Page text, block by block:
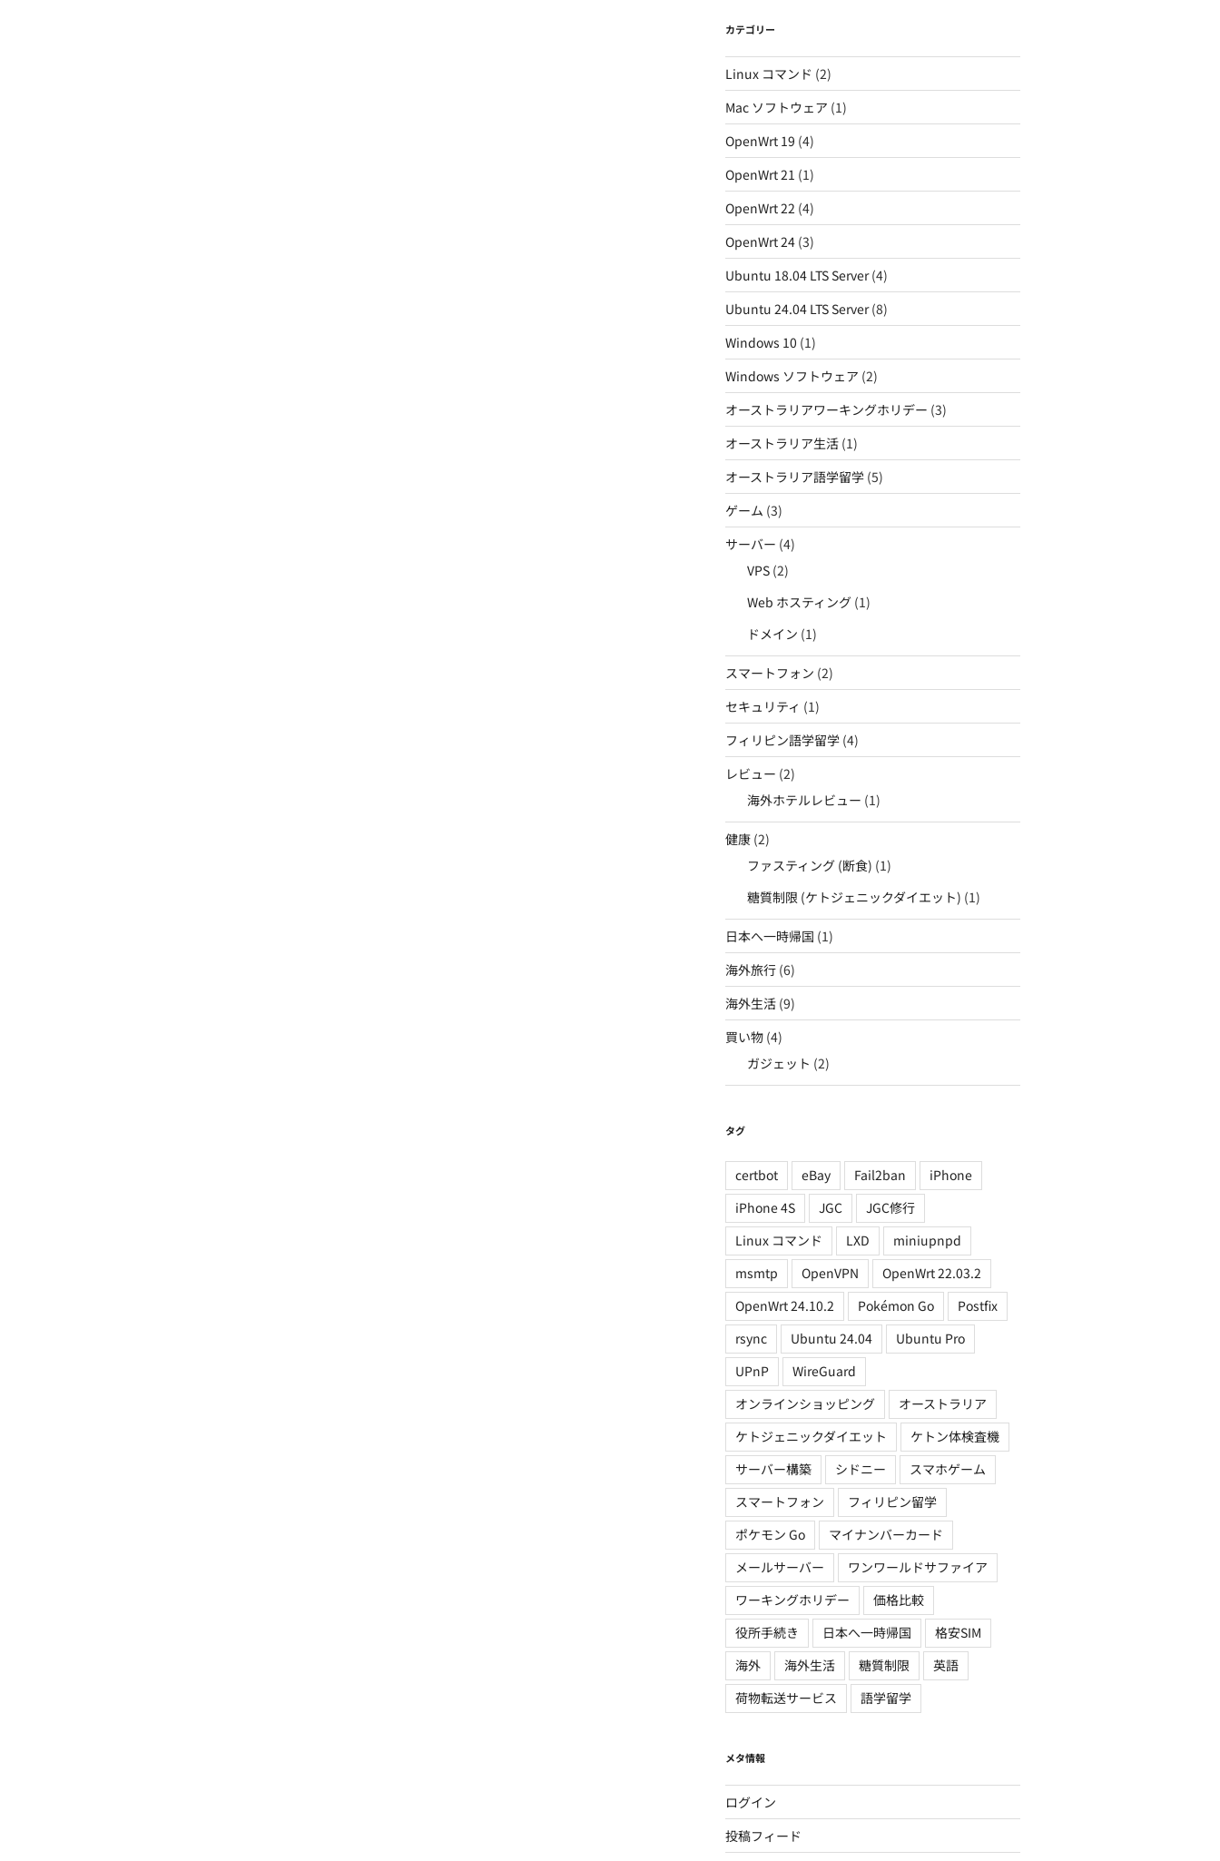
ブ
カテゴリー
Linux コマンド (2)
Mac ソフトウェア (1)
OpenWrt 19 (4)
OpenWrt 21 (1)
OpenWrt 22 (4)
OpenWrt 24(3)
Ubuntu 18.04 LTS Server(4)
Ubuntu 24.04 LTS Server(8)
Windows 10 (1)
Windows ソフトウェア (2)
オーストラリアワーキングホリデー (3)
オーストラリア生活(1)
オーストラリア語学留学(5)
ゲーム (3)
サーバー (4)
VPS(2)
Web ホスティング (1)
ドメイン (1)
スマートフォン (2)
セキュリティ (1)
フィリピン語学留学(4)
レビュー (2)
海外ホテルレビュー (1)
健康(2)
ファスティング (断食) (1)
糖質制限 (ケトジェニックダイエット) (1)
日本へ一時帰国 (1)
海外旅行(6)
海外生活(9)
買い物(4)
ガジェット (2)
タグ
certbot eBay Fail2ban
iPhone
iPhone 4S
JGC
JGC修行
Linux コマンド
LXD
miniupnpd
msmtp
OpenVPN
OpenWrt 22.03.2
OpenWrt 24.10.2
Pokémon Go
Postfix
rsync
Ubuntu 24.04
Ubuntu Pro
UPnP
WireGuard
オンラインショッピング
オーストラリア
ケトジェニックダイエット
ケトン体検査機
サーバー構築
シドニー
スマホゲーム
スマートフォン
フィリピン留学
ポケモン Go
マイナンバーカード
メールサーバー
ワンワールドサファイア
ワーキングホリデー
価格比較
役所手続き
日本へ一時帰国
格安SIM
海外
海外生活 糖質制限
英語
荷物転送サービス
語学留学
メタ情報
ログイン
投稿フィード